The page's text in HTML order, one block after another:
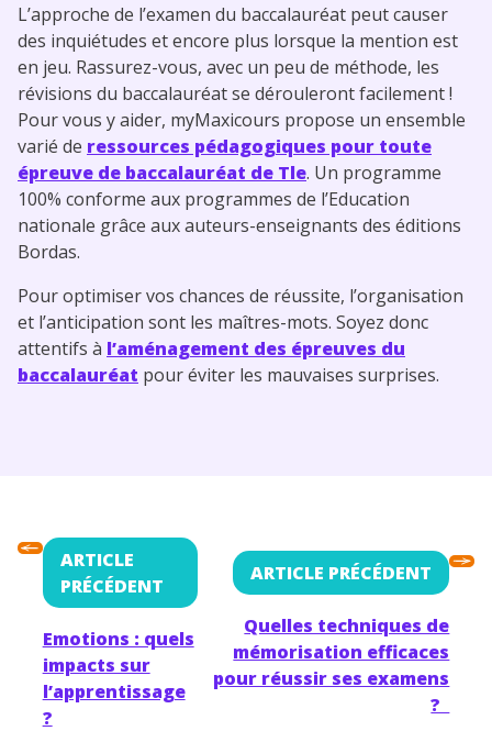
L’approche de l’examen du baccalauréat peut causer
des inquiétudes et encore plus lorsque la mention est
en jeu. Rassurez-vous, avec un peu de méthode, les
révisions du baccalauréat se dérouleront facilement !
Pour vous y aider, myMaxicours propose un ensemble
varié de ressources pédagogiques pour toute
épreuve de baccalauréat de Tle. Un programme
100% conforme aux programmes de l’Education
nationale grâce aux auteurs-enseignants des éditions
Bordas.
Pour optimiser vos chances de réussite, l’organisation
et l’anticipation sont les maîtres-mots. Soyez donc
attentifs à l’aménagement des épreuves du
baccalauréat pour éviter les mauvaises surprises.
ARTICLE
PRÉCÉDENT
Emotions : quels
impacts sur
l’apprentissage
?
ARTICLE PRÉCÉDENT
Quelles techniques de
mémorisation efficaces
pour réussir ses examens
?